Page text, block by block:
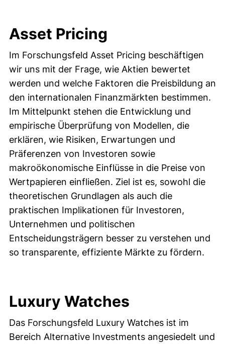
Asset Pricing
Im Forschungsfeld Asset Pricing beschäftigen
wir uns mit der Frage, wie Aktien bewertet
werden und welche Faktoren die Preisbildung an
den internationalen Finanzmärkten bestimmen.
Im Mittelpunkt stehen die Entwicklung und
empirische Überprüfung von Modellen, die
erklären, wie Risiken, Erwartungen und
Präferenzen von Investoren sowie
makroökonomische Einflüsse in die Preise von
Wertpapieren einfließen. Ziel ist es, sowohl die
theoretischen Grundlagen als auch die
praktischen Implikationen für Investoren,
Unternehmen und politischen
Entscheidungsträgern besser zu verstehen und
so transparente, effiziente Märkte zu fördern.
Luxury Watches
Das Forschungsfeld Luxury Watches ist im
Bereich Alternative Investments angesiedelt und